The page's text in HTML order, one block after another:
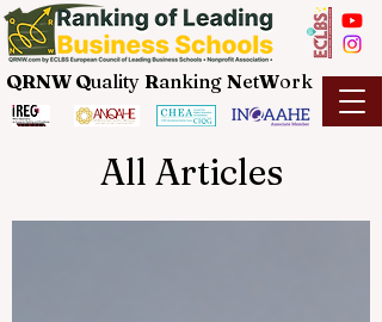
QRNW Quality Ranking NetWork
All Articles